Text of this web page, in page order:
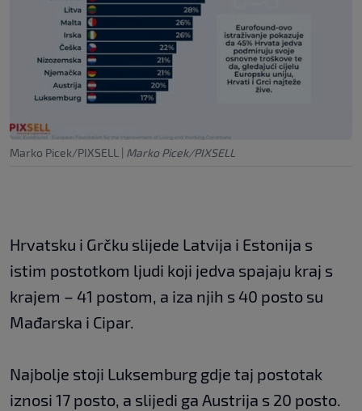
Marko Picek/PIXSELL | Marko Picek/PIXSELL
Hrvatsku i Grčku slijede Latvija i Estonija s
istim postotkom ljudi koji jedva spajaju kraj s
krajem – 41 postom, a iza njih s 40 posto su
Mađarska i Cipar.
Najbolje stoji Luksemburg gdje taj postotak
iznosi 17 posto, a slijedi ga Austrija s 20 posto.